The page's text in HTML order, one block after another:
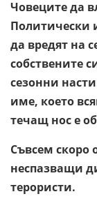
Човеците да
Политически
да вредят на
собствените
сезонни
име, което
течащ нос е
Съвсем скоро
неспазващи
терористи.